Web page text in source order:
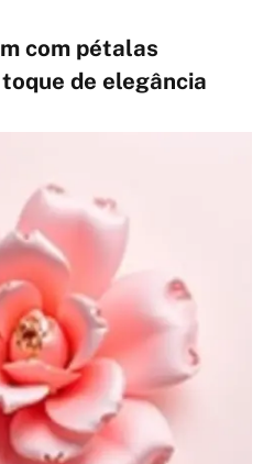
com pétalas
de elegância